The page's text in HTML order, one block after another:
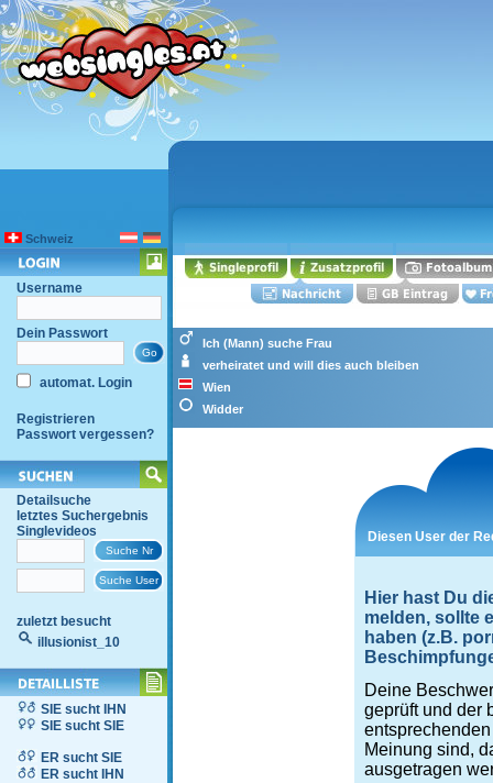
Schweiz
Username
Dein Passwort
automat. Login
Registrieren
Passwort vergessen?
Detailsuche
letztes Suchergebnis
Singlevideos
zuletzt besucht
illusionist_10
SIE sucht IHN
SIE sucht SIE
ER sucht SIE
ER sucht IHN
Ich (Mann) suche Frau
verheiratet und will dies auch bleiben
Wien
Widder
Diesen User der
Hier hast Du
melden, sollte
haben (z.B.
Deine
geprüft und der
Meinung sind,
ausgetragen